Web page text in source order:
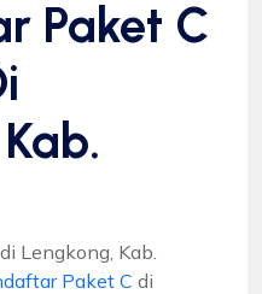
Paket C
Lengkong, Kab.
Paket C di